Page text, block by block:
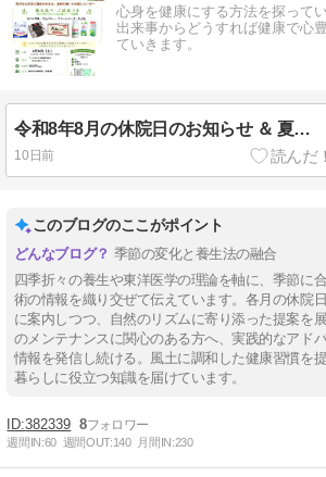
心身を健康にする方法を探って
出来事からどうすれば健康で心
ていきます。
令和8年8月の休院日のお知らせ ＆ 夏はお体も省エネ！
10日前
このブログのここがポイント
季節の変化と養生法の融合
四季折々の養生や東洋医学の理論を軸に、季節に
術の情報を織り交ぜて伝えています。各月の休院
に案内しつつ、自然のリズムに寄り添った提案を
のメンテナンスに関心のある方へ、実践的なアド
情報を発信し続ける。風土に調和した健康習慣を
暮らしに役立つ知識を届けています。
382339 8
週間IN:60 週間OUT:140 月間IN:230